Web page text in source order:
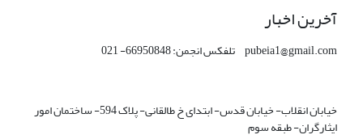
آخرین اخبار
pubeia1@gmail.com تلفکس انجمن: 66950848- 021
خیابان انقلاب- خیابان قدس- ابتدای خ طالقانی- پلاک 594- ساختمان امور
ایثارگران- طبقه سوم